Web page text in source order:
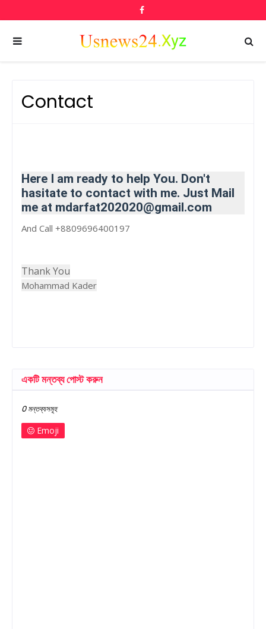
Contact
Here I am ready to help You. Don't
hasitate to contact with me. Just Mail
me at mdarfat202020@gmail.com
And Call +8809696400197
Thank You
Mohammad Kader
একটি মন্তব্য পোস্ট করুন
0 মন্তব্যসমূহ
Emoji